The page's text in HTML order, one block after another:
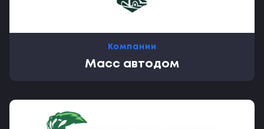
Компании
Масс автодом